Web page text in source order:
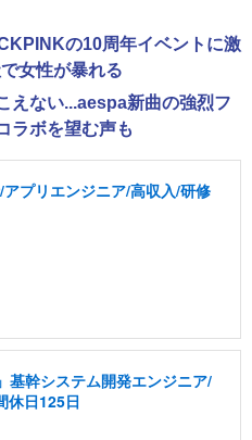
の10周年イベントに激
女性が暴れる
えない...aespa新曲の強烈フ
ラボを望む声も
プリエンジニア/高収入/研修
基幹システム開発エンジニア/
休日125日